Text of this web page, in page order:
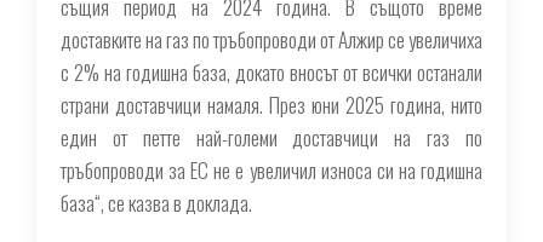
същия период на 2024 година. В същото време
доставките на газ по тръбопроводи от Алжир се увеличиха
с 2% на годишна база, докато вносът от всички останали
страни доставчици намаля. През юни 2025 година, нито
един от петте най-големи доставчици на газ по
тръбопроводи за ЕС не е увеличил износа си на годишна
база“, се казва в доклада.